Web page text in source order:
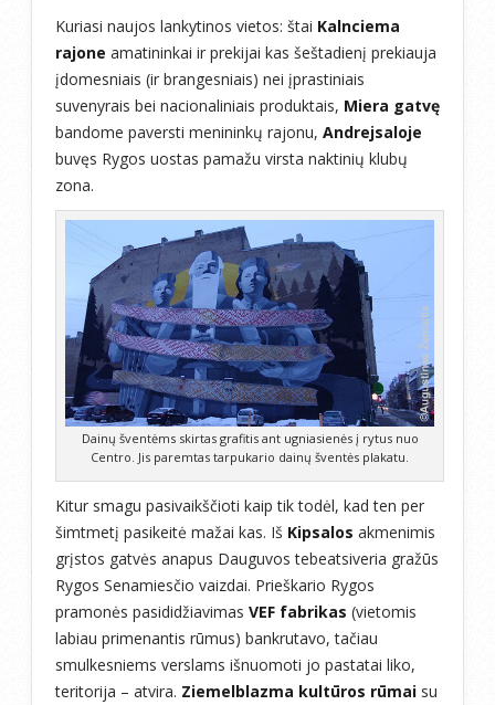
Kuriasi naujos lankytinos vietos: štai Kalnciema
rajone amatininkai ir prekijai kas šeštadienį prekiauja
įdomesniais (ir brangesniais) nei įprastiniais
suvenyrais bei nacionaliniais produktais, Miera gatvę
bandome paversti menininkų rajonu, Andrejsaloje
buvęs Rygos uostas pamažu virsta naktinių klubų
zona.
Dainų šventėms skirtas grafitis ant ugniasienės į rytus nuo
Centro. Jis paremtas tarpukario dainų šventės plakatu.
Kitur smagu pasivaikščioti kaip tik todėl, kad ten per
šimtmetį pasikeitė mažai kas. Iš Kipsalos akmenimis
grįstos gatvės anapus Dauguvos tebeatsiveria gražūs
Rygos Senamiesčio vaizdai. Prieškario Rygos
pramonės pasididžiavimas VEF fabrikas (vietomis
labiau primenantis rūmus) bankrutavo, tačiau
smulkesniems verslams išnuomoti jo pastatai liko,
teritorija – atvira. Ziemelblazma kultūros rūmai su